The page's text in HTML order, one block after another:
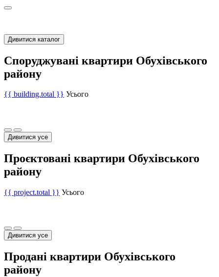
Дивитися каталог
Споруджувані квартири Обухівського
району
{{ building.total }} Усього
Дивитися усе
Проєктовані квартири Обухівського
району
{{ project.total }} Усього
Дивитися усе
Продані квартири Обухівського
району